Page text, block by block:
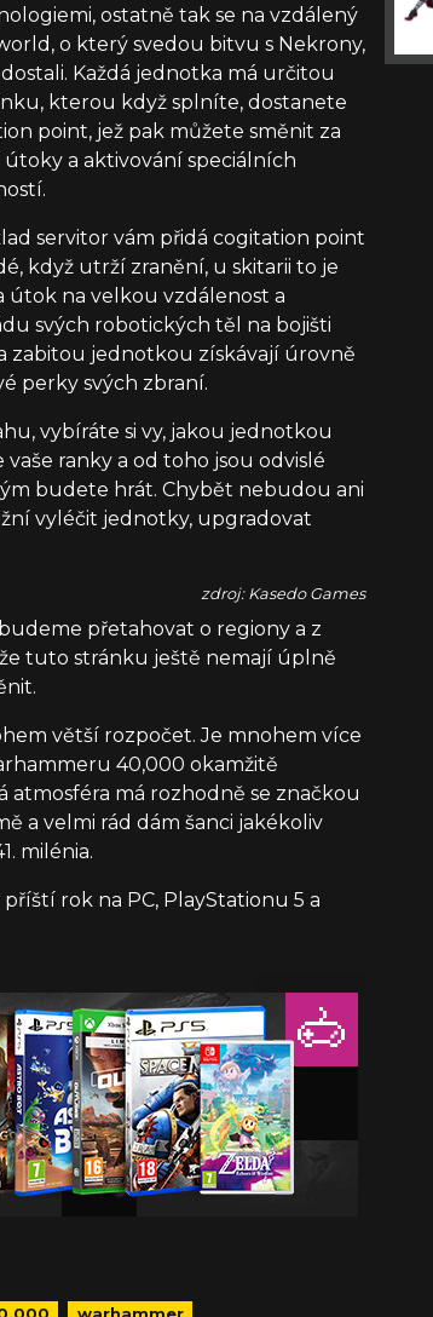
ostatně tak se na vzdálený
o který svedou bitvu s Nekrony,
Každá jednotka má určitou
kterou když splníte, dostanete
point, jež pak můžete směnit za
útoky a aktivování speciálních
servitor vám přidá cogitation point
když utrží zranění, u skitarii to je
útok na velkou vzdálenost a
svých robotických těl na bojišti
zabitou jednotkou získávají úrovně
perky svých zbraní.
vybíráte si vy, jakou jednotkou
ranky a od toho jsou odvislé
budete hrát. Chybět nebudou ani
vyléčit jednotky, upgradovat
zdroj: Kasedo Games
přetahovat o regiony a z
tuto stránku ještě nemají úplně
větší rozpočet. Je mnohem více
40,000 okamžitě
atmosféra má rozhodně se značkou
a velmi rád dám šanci jakékoliv
milénia.
rok na PC, PlayStationu 5 a